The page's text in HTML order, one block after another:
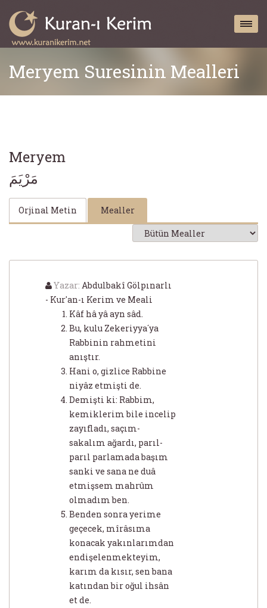
Meryem Suresinin Mealleri
Meryem
مَرْيَمَ
Orjinal Metin Mealler
Yazar: Abdulbakî Gölpınarlı
- Kur'an-ı Kerim ve Meali
Kâf hâ yâ ayn sâd.
Bu, kulu Zekeriyya´ya
Rabbinin rahmetini
anıştır.
Hani o, gizlice Rabbine
niyâz etmişti de.
Demişti ki: Rabbim,
kemiklerim bile incelip
zayıfladı, saçım-
sakalım ağardı, parıl-
parıl parlamada başım
sanki ve sana ne duâ
etmişsem mahrûm
olmadım ben.
Benden sonra yerime
geçecek, mîrâsıma
konacak yakınlarımdan
endişelenmekteyim,
karım da kısır, sen bana
katından bir oğul ihsân
et de.